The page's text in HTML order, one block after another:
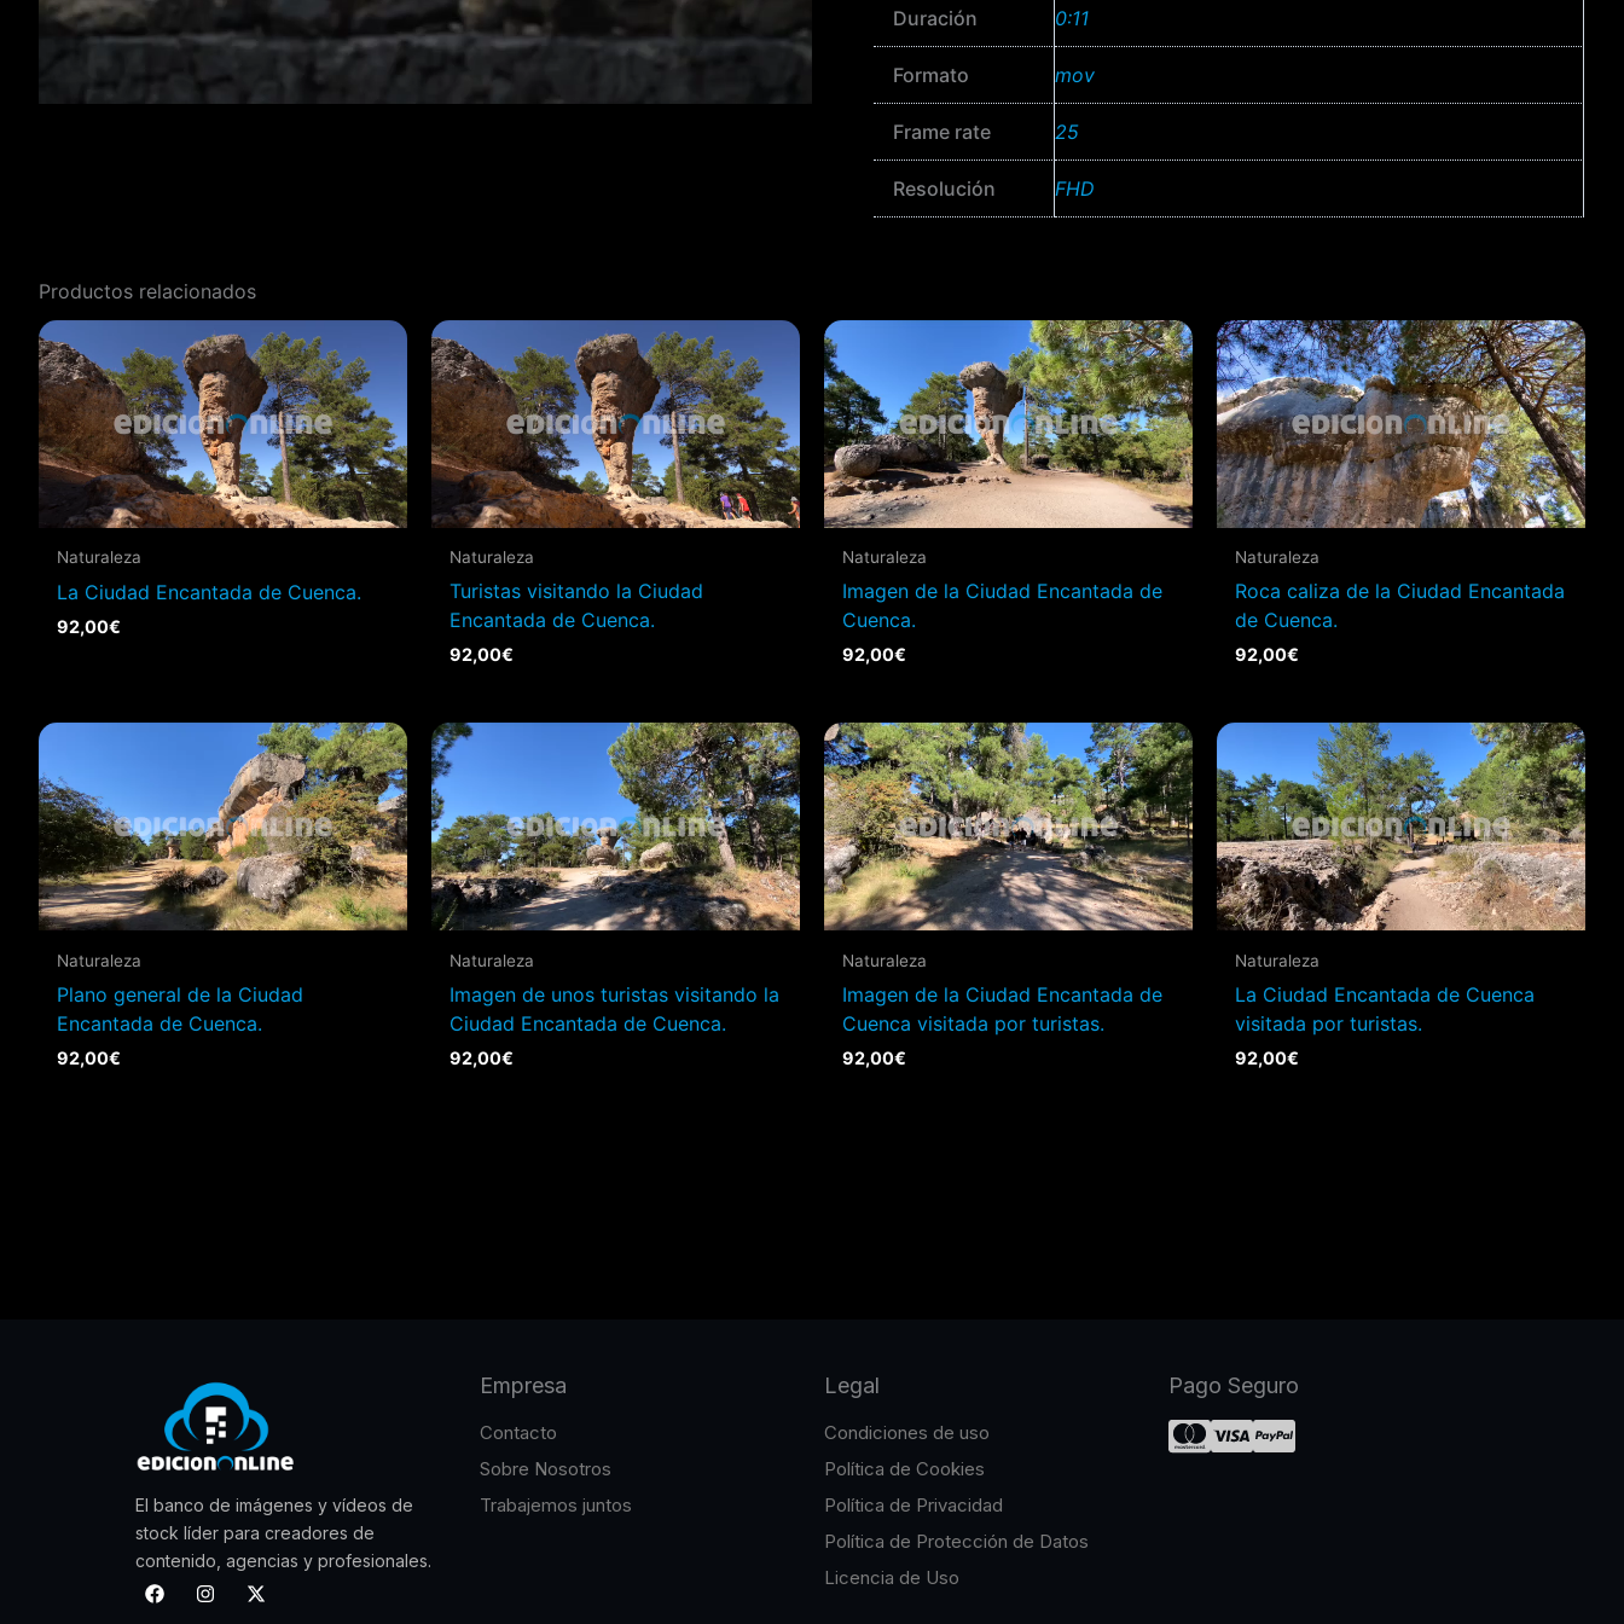
Duración 0:11
Formato mov
Frame rate 25
Resolución FHD
Productos relacionados
Naturaleza
La Ciudad Encantada de Cuenca.
92,00€
Naturaleza
Turistas visitando la Ciudad
Encantada de Cuenca.
92,00€
Naturaleza
Imagen de la Ciudad Encantada de
Cuenca.
92,00€
Naturaleza
Roca caliza de la Ciudad Encantada
de Cuenca.
92,00€
Naturaleza
Plano general de la Ciudad
Encantada de Cuenca.
92,00€
Naturaleza
Imagen de unos turistas visitando la
Ciudad Encantada de Cuenca.
92,00€
Naturaleza
Imagen de la Ciudad Encantada de
Cuenca visitada por turistas.
92,00€
Naturaleza
La Ciudad Encantada de Cuenca
visitada por turistas.
92,00€
El banco de imágenes y vídeos de
stock líder para creadores de
contenido, agencias y profesionales.
F
a
I
n
X
-
Empresa
Contacto
Sobre Nosotros
Trabajemos juntos
Legal
Condiciones de uso
Política de Cookies
Política de Privacidad
Política de Protección de Datos
Licencia de Uso
Pago Seguro